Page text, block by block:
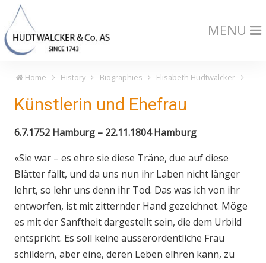
MENU
Home History Biographies Elisabeth Hudtwalcker
Künstlerin und Ehefrau
6.7.1752 Hamburg – 22.11.1804 Hamburg
«Sie war – es ehre sie diese Träne, due auf diese
Blätter fällt, und da uns nun ihr Laben nicht länger
lehrt, so lehr uns denn ihr Tod. Das was ich von ihr
entworfen, ist mit zitternder Hand gezeichnet. Möge
es mit der Sanftheit dargestellt sein, die dem Urbild
entspricht. Es soll keine ausserordentliche Frau
schildern, aber eine, deren Leben elhren kann, zu